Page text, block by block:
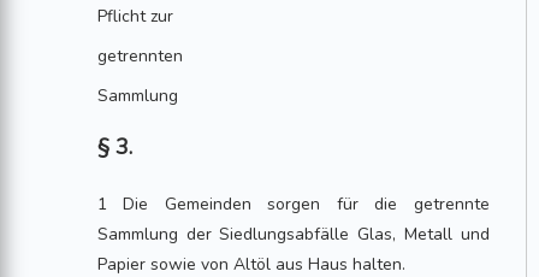
Pflicht zur
getrennten
Sammlung
§ 3.
1 Die Gemeinden sorgen für die getrennte
Sammlung der Siedlungsabfälle Glas, Metall und
Papier sowie von Altöl aus Haus halten.